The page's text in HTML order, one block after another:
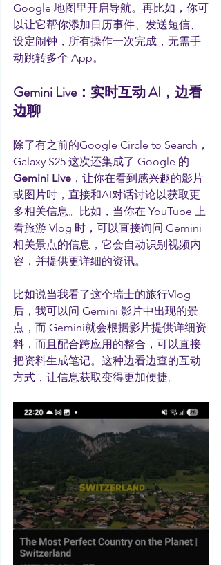
Google 地图里开启导航。再比如，你可
以让它帮你添加日历事件、发送短信、
设定闹钟，所有操作一次完成，无需手
动跳转多个 App。
Gemini Live：实时互动 AI，边看
边聊
除了有之前的Google Circle to Search，
Galaxy S25 这次还集成了 Google 的
Gemini Live ，让你在看到感兴趣的影片
或图片时，直接和AI对话讨论以获取更
多相关信息。比如，当你在 YouTube 上
看旅游 Vlog 时，可以直接询问 Gemini
相关景点的信息，它会自动识别视频内
容，并提供更详细的资讯。
比如说当我看了这个瑞士的旅行Vlog
后，我可以问 Gemini 影片中出现的景
点，而 Gemini就会根据影片提供详细资
料，而且配合跨应用的整合，可以直接
把资料生成笔记。这种边看边查的互动
方式，让信息获取变得更加便捷。